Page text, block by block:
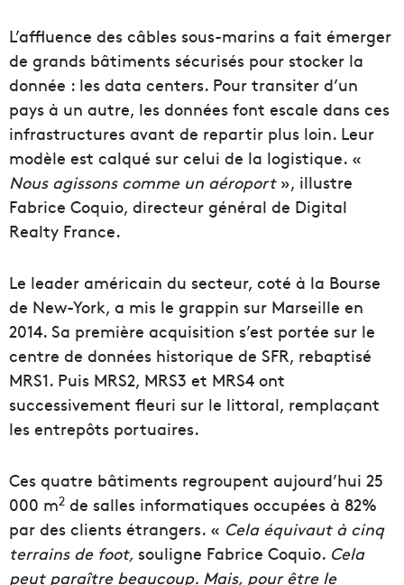
L’affluence des câbles sous-marins a fait émerger
de grands bâtiments sécurisés pour stocker la
donnée : les data centers. Pour transiter d’un
pays à un autre, les données font escale dans ces
infrastructures avant de repartir plus loin. Leur
modèle est calqué sur celui de la logistique. «
Nous agissons comme un aéroport», illustre
Fabrice Coquio, directeur général de Digital
Realty France.
Le leader américain du secteur, coté à la Bourse
de New-York, a mis le grappin sur Marseille en
2014. Sa première acquisition s’est portée sur le
centre de données historique de SFR, rebaptisé
MRS1. Puis MRS2, MRS3 et MRS4 ont
successivement fleuri sur le littoral, remplaçant
les entrepôts portuaires.
Ces quatre bâtiments regroupent aujourd’hui 25
000 m2 de salles informatiques occupées à 82%
par des clients étrangers. « Cela équivaut à cinq
terrains de foot, souligne Fabrice Coquio. Cela
peut paraître beaucoup. Mais, pour être le